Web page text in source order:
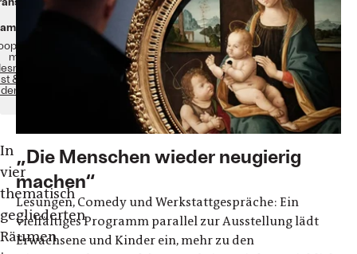
mit
& Kultur
In
vier
thematisch
gegliederten
Räumen
„Die Menschen wieder neugierig
machen“
Lesungen, Comedy und Werkstattgespräche: Ein
vielfältiges Programm parallel zur Ausstellung lädt
Erwachsene und Kinder ein, mehr zu den